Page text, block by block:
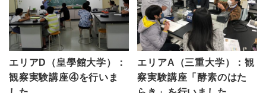
エリアD（皇學館大学）：
観察実験講座④を行いま
エリアA（三重大学）：観
察実験講座「酵素のはた